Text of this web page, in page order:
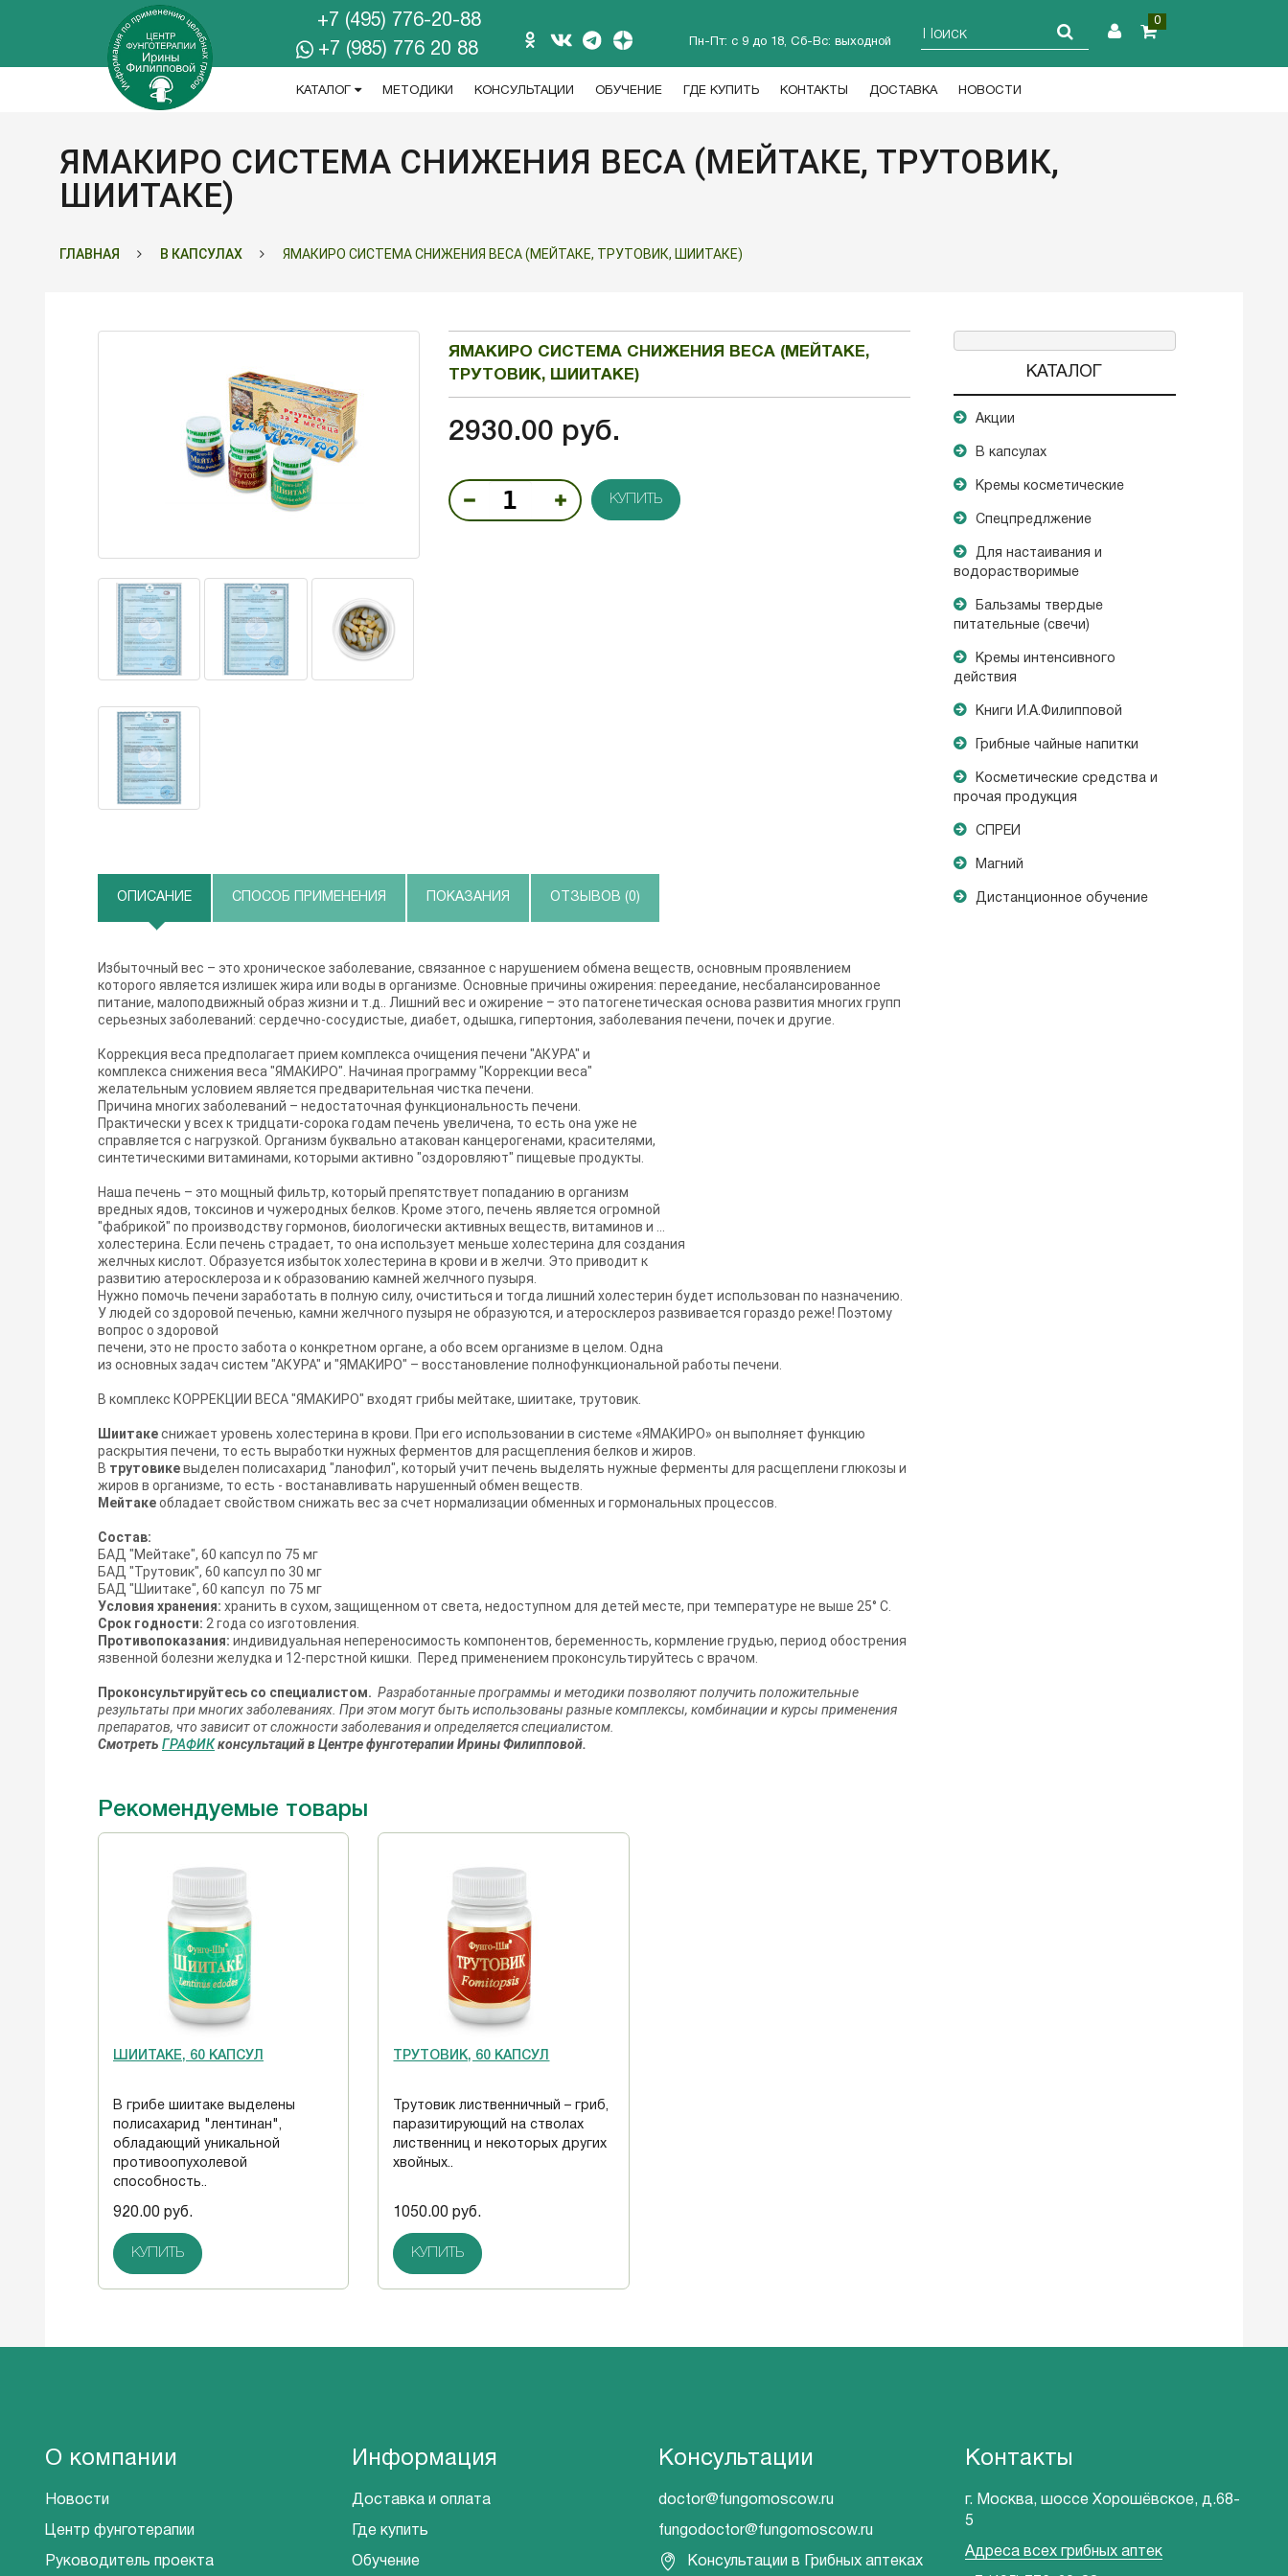
+7 (495) 776-20-88
+7 (985) 776 20 88
Пн-Пт: с 9 до 18, Сб-Вс: выходной
0
КАТАЛОГ МЕТОДИКИ КОНСУЛЬТАЦИИ ОБУЧЕНИЕ ГДЕ КУПИТЬ КОНТАКТЫ ДОСТАВКА НОВОСТИ
ЯМАКИРО СИСТЕМА СНИЖЕНИЯ ВЕСА (МЕЙТАКЕ, ТРУТОВИК,
ШИИТАКЕ)
ГЛАВНАЯ В КАПСУЛАХ ЯМАКИРО СИСТЕМА СНИЖЕНИЯ ВЕСА (МЕЙТАКЕ, ТРУТОВИК, ШИИТАКЕ)
ЯМАКИРО СИСТЕМА СНИЖЕНИЯ ВЕСА (МЕЙТАКЕ,
ТРУТОВИК, ШИИТАКЕ)
2930.00 руб.
КУПИТЬ
ОПИСАНИЕ СПОСОБ ПРИМЕНЕНИЯ ПОКАЗАНИЯ ОТЗЫВОВ (0)
Избыточный вес – это хроническое заболевание, связанное с нарушением обмена веществ, основным проявлением
которого является излишек жира или воды в организме. Основные причины ожирения: переедание, несбалансированное
питание, малоподвижный образ жизни и т.д.. Лишний вес и ожирение – это патогенетическая основа развития многих групп
серьезных заболеваний: сердечно-сосудистые, диабет, одышка, гипертония, заболевания печени, почек и другие.
Коррекция веса предполагает прием комплекса очищения печени "АКУРА" и
комплекса снижения веса "ЯМАКИРО". Начиная программу "Коррекции веса"
желательным условием является предварительная чистка печени.
Причина многих заболеваний – недостаточная функциональность печени.
Практически у всех к тридцати-сорока годам печень увеличена, то есть она уже не
справляется с нагрузкой. Организм буквально атакован канцерогенами, красителями,
синтетическими витаминами, которыми активно "оздоровляют" пищевые продукты.
Наша печень – это мощный фильтр, который препятствует попаданию в организм
вредных ядов, токсинов и чужеродных белков. Кроме этого, печень является огромной
"фабрикой" по производству гормонов, биологически активных веществ, витаминов и ...
холестерина. Если печень страдает, то она использует меньше холестерина для создания
желчных кислот. Образуется избыток холестерина в крови и в желчи. Это приводит к
развитию атеросклероза и к образованию камней желчного пузыря.
Нужно помочь печени заработать в полную силу, очиститься и тогда лишний холестерин будет использован по назначению.
У людей со здоровой печенью, камни желчного пузыря не образуются, и атеросклероз развивается гораздо реже! Поэтому
вопрос о здоровой
печени, это не просто забота о конкретном органе, а обо всем организме в целом. Одна
из основных задач систем "АКУРА" и "ЯМАКИРО" – восстановление полнофункциональной работы печени.
В комплекс КОРРЕКЦИИ ВЕСА "ЯМАКИРО" входят грибы мейтаке, шиитаке, трутовик.
Шиитакеснижает уровень холестерина в крови. При его использовании в системе «ЯМАКИРО» он выполняет функцию
раскрытия печени, то есть выработки нужных ферментов для расщепления белков и жиров.
В трутовикевыделен полисахарид "ланофил", который учит печень выделять нужные ферменты для расщеплени глюкозы и
жиров в организме, то есть - востанавливать нарушенный обмен веществ.
Мейтакеобладает свойством снижать вес за счет нормализации обменных и гормональных процессов.
Состав:
БАД "Мейтаке", 60 капсул по 75 мг
БАД "Трутовик", 60 капсул по 30 мг
БАД "Шиитаке", 60 капсул по 75 мг
Условия хранения: хранить в сухом, защищенном от света, недоступном для детей месте, при температуре не выше 25° С.
Срок годности: 2 года со изготовления.
Противопоказания: индивидуальная непереносимость компонентов, беременность, кормление грудью, период обострения
язвенной болезни желудка и 12-перстной кишки. Перед применением проконсультируйтесь с врачом.
Проконсультируйтесь со специалистом. Разработанные программы и методики позволяют получить положительные
результаты при многих заболеваниях. При этом могут быть использованы разные комплексы, комбинации и курсы применения
препаратов, что зависит от сложности заболевания и определяется специалистом.
Смотреть ГРАФИКконсультаций в Центре фунготерапии Ирины Филипповой.
Рекомендуемые товары
ШИИТАКЕ, 60 КАПСУЛ
В грибе шиитаке выделены
полисахарид "лентинан",
обладающий уникальной
противоопухолевой
способность..
920.00 руб.
КУПИТЬ
ТРУТОВИК, 60 КАПСУЛ
Трутовик лиственничный – гриб,
паразитирующий на стволах
лиственниц и некоторых других
хвойных..
1050.00 руб.
КУПИТЬ
КАТАЛОГ
Акции
В капсулах
Кремы косметические
Спецпредлжение
Для настаивания и
водорастворимые
Бальзамы твердые
питательные (свечи)
Кремы интенсивного
действия
Книги И.А.Филипповой
Грибные чайные напитки
Косметические средства и
прочая продукция
СПРЕИ
Магний
Дистанционное обучение
О компании
Новости
Центр фунготерапии
Руководитель проекта
Информация
Доставка и оплата
Где купить
Обучение
Консультации
doctor@fungomoscow.ru
fungodoctor@fungomoscow.ru
Консультации в Грибных аптеках
Контакты
г. Москва, шоссе Хорошёвское, д.68-
5
Адреса всех грибных аптек